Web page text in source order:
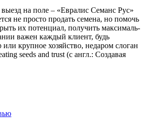
на поле – «Евра­лис Семанс Рус»
не про­сто про­дать семе­на, но помочь
их потен­ци­ал, полу­чить мак­си­маль­
важен каж­дый кли­ент, будь
круп­ное хозяй­ство, неда­ром сло­ган
seeds and trust (с англ.: Созда­вая